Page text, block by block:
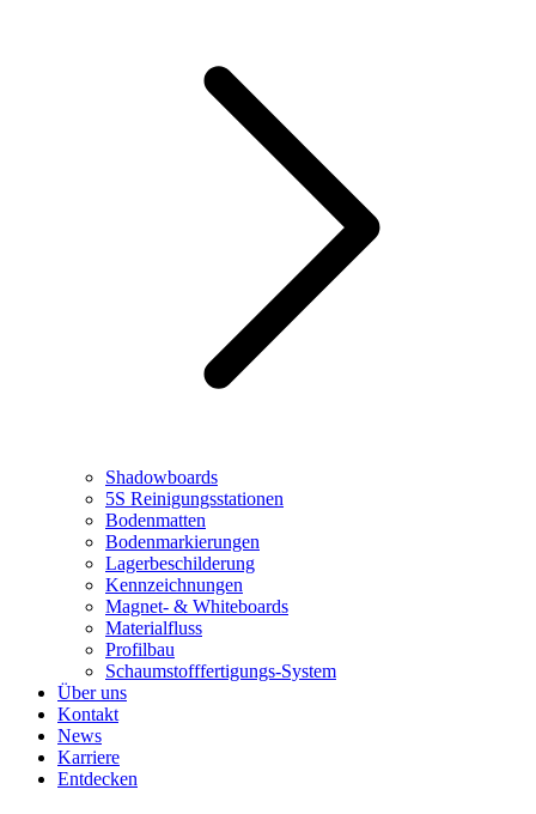
Shadowboards
5S Reinigungsstationen
Bodenmatten
Bodenmarkierungen
Lagerbeschilderung
Kennzeichnungen
Magnet- & Whiteboards
Materialfluss
Profilbau
Schaumstofffertigungs-System
Über uns
Kontakt
News
Karriere
Entdecken